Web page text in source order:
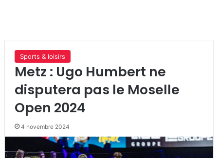
Sports & loisirs
Metz : Ugo Humbert ne
disputera pas le Moselle
Open 2024
4 novembre 2024